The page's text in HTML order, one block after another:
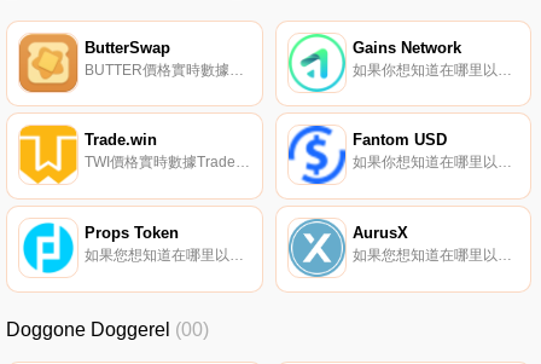
ButterSwap Gains Network
Trade.win
TWI價格實時數據Trade.Win是一項提供高質量加密貨幣投資信號的服務。
Fantom USD
如果你想知道在哪里以當前價格購買Fantom USD,目前交易{Fantom USD]股票的頂級加密貨幣交易所是SoulSwap。您可以在我們的加密貨幣交易所頁面上找到其他列表。Fantom提供了第一個基于aBFT共識的DeFi堆棧。它比以前的產品更快、更便宜、更可靠、更安全.
Props Token
如果您想知道在哪里以當前價格購買Props Token,目前交易｛PROPSnname｝股票的頂級加密貨幣交易所是Gate.io。您可以在我們的加密貨幣交易所頁面上找到其他交易所。Props項目旨在增強幫助數字社區蓬勃發展的人的能力,并在應用程序開發人員和用戶之間建立更好的聯系.
AurusX
如果您想知道在哪里以當前價格購買AurusX,目前交易｛AXnname｝股票的頂級加密貨幣交易所是MEXC、AscendEX（BitMax）和CEX.IO。您可以在我們的加密貨幣交易所頁面上找到其他交易所.
Doggone Doggerel (00)